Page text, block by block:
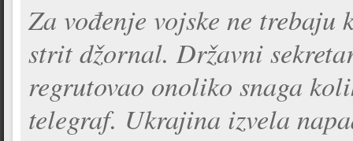
Za vođenje vojske ne
strit džornal. Državni
regrutovao onoliko snaga
telegraf. Ukrajina izvela